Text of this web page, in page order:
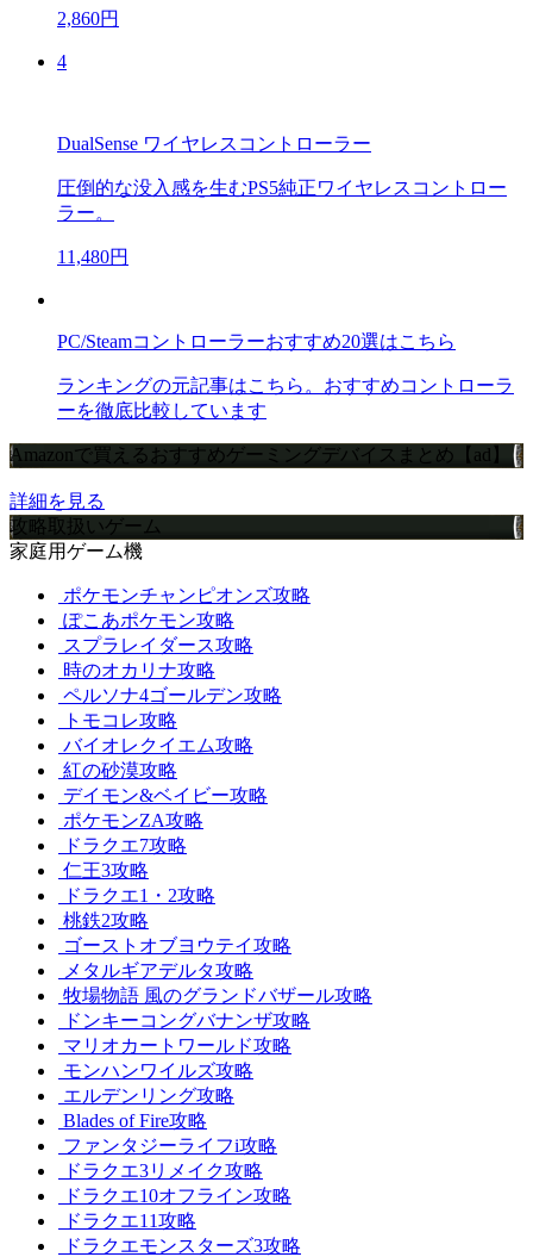
2,860円
4
DualSense ワイヤレスコントローラー
圧倒的な没入感を生むPS5純正ワイヤレスコントロー
ラー。
11,480円
PC/Steamコントローラーおすすめ20選はこちら
ランキングの元記事はこちら。おすすめコントローラ
ーを徹底比較しています
Amazonで買えるおすすめゲーミングデバイスまとめ【ad】
詳細を見る
攻略取扱いゲーム
家庭用ゲーム機
ポケモンチャンピオンズ攻略
ぽこあポケモン攻略
スプラレイダース攻略
時のオカリナ攻略
ペルソナ4ゴールデン攻略
トモコレ攻略
バイオレクイエム攻略
紅の砂漠攻略
デイモン&ベイビー攻略
ポケモンZA攻略
ドラクエ7攻略
仁王3攻略
ドラクエ1・2攻略
桃鉄2攻略
ゴーストオブヨウテイ攻略
メタルギアデルタ攻略
牧場物語 風のグランドバザール攻略
ドンキーコングバナンザ攻略
マリオカートワールド攻略
モンハンワイルズ攻略
エルデンリング攻略
Blades of Fire攻略
ファンタジーライフi攻略
ドラクエ3リメイク攻略
ドラクエ10オフライン攻略
ドラクエ11攻略
ドラクエモンスターズ3攻略